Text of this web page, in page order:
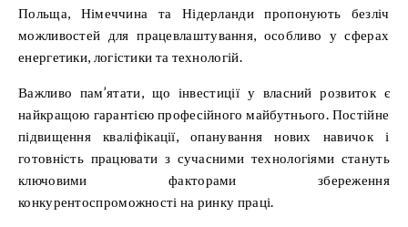
Польща, Німеччина та Нідерланди пропонують безліч
можливостей для працевлаштування, особливо у сферах
енергетики, логістики та технологій.
Важливо пам’ятати, що інвестиції у власний розвиток є
найкращою гарантією професійного майбутнього. Постійне
підвищення кваліфікації, опанування нових навичок і
готовність працювати з сучасними технологіями стануть
ключовими факторами збереження
конкурентоспроможності на ринку праці.